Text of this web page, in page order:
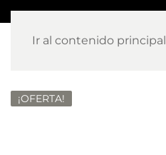
Ir al contenido principal
¡OFERTA!